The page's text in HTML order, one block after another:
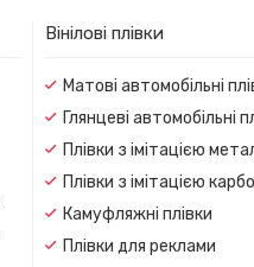
Вінілові плівки
Матові автомобільні
Глянцеві автомобільні
Плівки з імітацією
Плівки з імітацією
Камуфляжні плівки
Плівки для реклами